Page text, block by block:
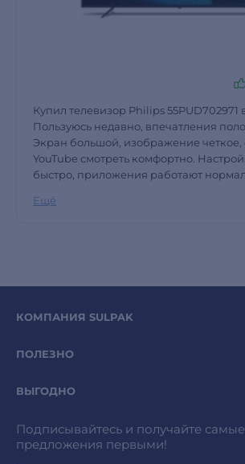
Купил телевизор Philips 55PUD702971
Пользуюсь недавно, впечатления
Экран большой, изображение
YouTube смотреть комфортно.
быстро, приложения работают
рекомендовать. Спасибо Sulpak за
Ещё
КОМПАНИЯ SULPAK
ПОЛЕЗНО
ВЫГОДНО
Подписывайтесь и получайте
предложения первыми!